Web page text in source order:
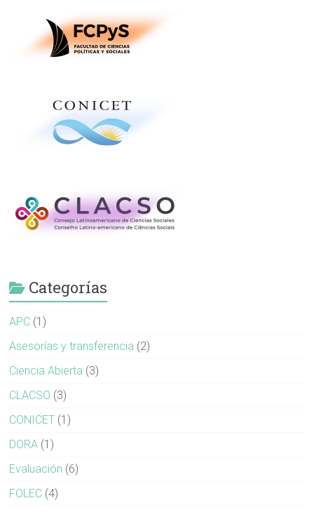
Categorías
APC (1)
Asesorías y transferencia (2)
Ciencia Abierta (3)
CLACSO (3)
CONICET (1)
DORA (1)
Evaluación (6)
FOLEC (4)